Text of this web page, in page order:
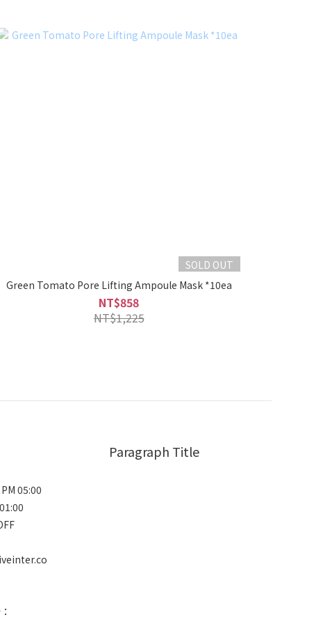
SOLD OUT
Green Tomato Pore Lifting Ampoule Mask *10ea
NT$858
NT$1,225
05:00
Paragraph Title